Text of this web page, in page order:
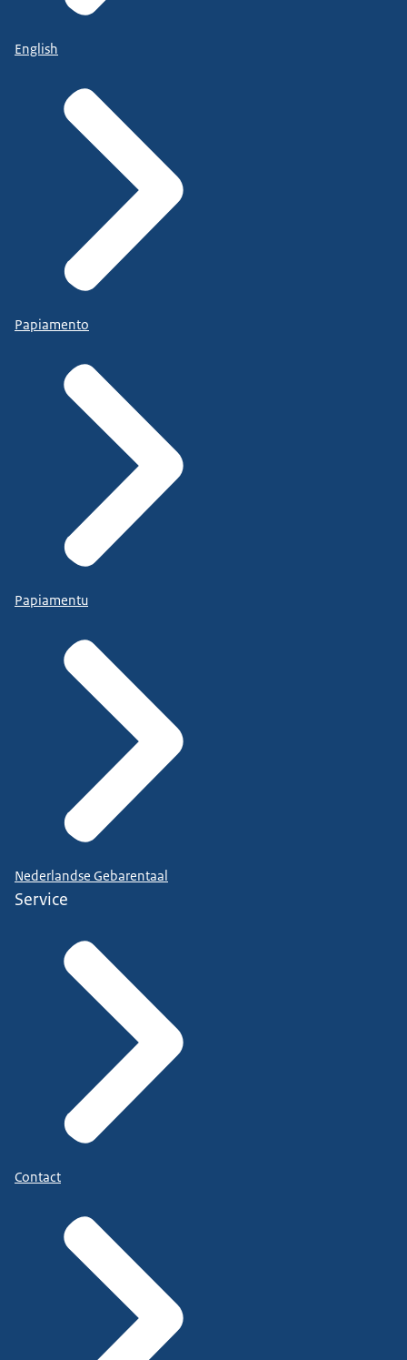
English
Papiamento
Papiamentu
Nederlandse Gebarentaal
Service
Contact